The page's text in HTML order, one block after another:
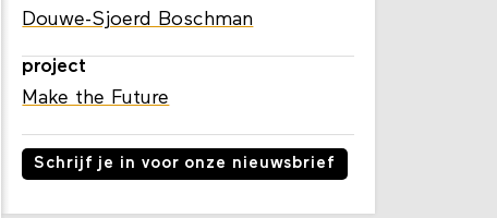
Douwe-Sjoerd Boschman
project
Make the Future
Schrijf je in voor onze nieuwsbrief